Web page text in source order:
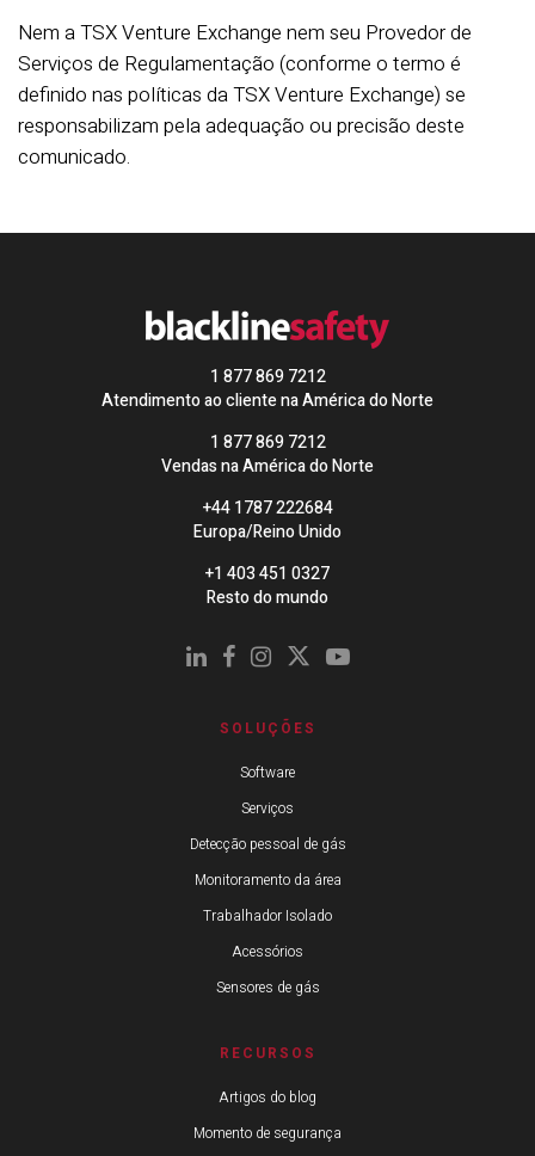
Nem a TSX Venture Exchange nem seu Provedor de
Serviços de Regulamentação (conforme o termo é
definido nas políticas da TSX Venture Exchange) se
responsabilizam pela adequação ou precisão deste
comunicado.
1 877 869 7212
Atendimento ao cliente na América do Norte
1 877 869 7212
Vendas na América do Norte
+44 1787 222684
Europa/Reino Unido
+1 403 451 0327
Resto do mundo
SOLUÇÕES
Software
Serviços
Detecção pessoal de gás
Monitoramento da área
Trabalhador Isolado
Acessórios
Sensores de gás
RECURSOS
Artigos do blog
Momento de segurança